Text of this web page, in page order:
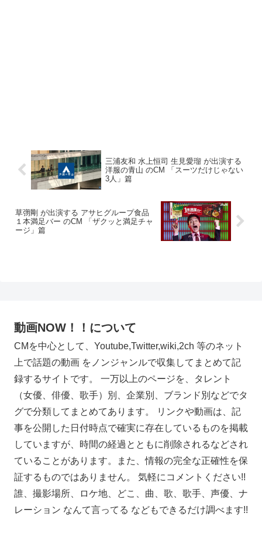
三浦友和 水上恒司 生見愛瑠 が出演する
洋服の青山 のCM 「スーツだけじゃない
3人」篇
草彅剛 が出演する アサヒグループ食品
１本満足バー のCM 「ザクッと満足チャ
ージ」篇
動画NOW！！について
CMを中心として、Youtube,Twitter,wiki,2ch 等のネット
上で話題の動画 をノンジャンルで収集してまとめて記
録するサイトです。 一万以上のページを、タレント
（女優、俳優、歌手）別、企業別、ブランド別などでタ
グで分類してまとめてあります。 リンクや動画は、記
事を公開した日付時点で確実に存在しているものを掲載
していますが、時間の経過とともに削除されるなどされ
ていることがあります。また、情報の完全な正確性を保
証するものではありません。 気軽にコメントください!!
誰、撮影場所、ロケ地、どこ、曲、歌、歌手、声優、ナ
レーション なんて言ってる などもできるだけ調べます!!